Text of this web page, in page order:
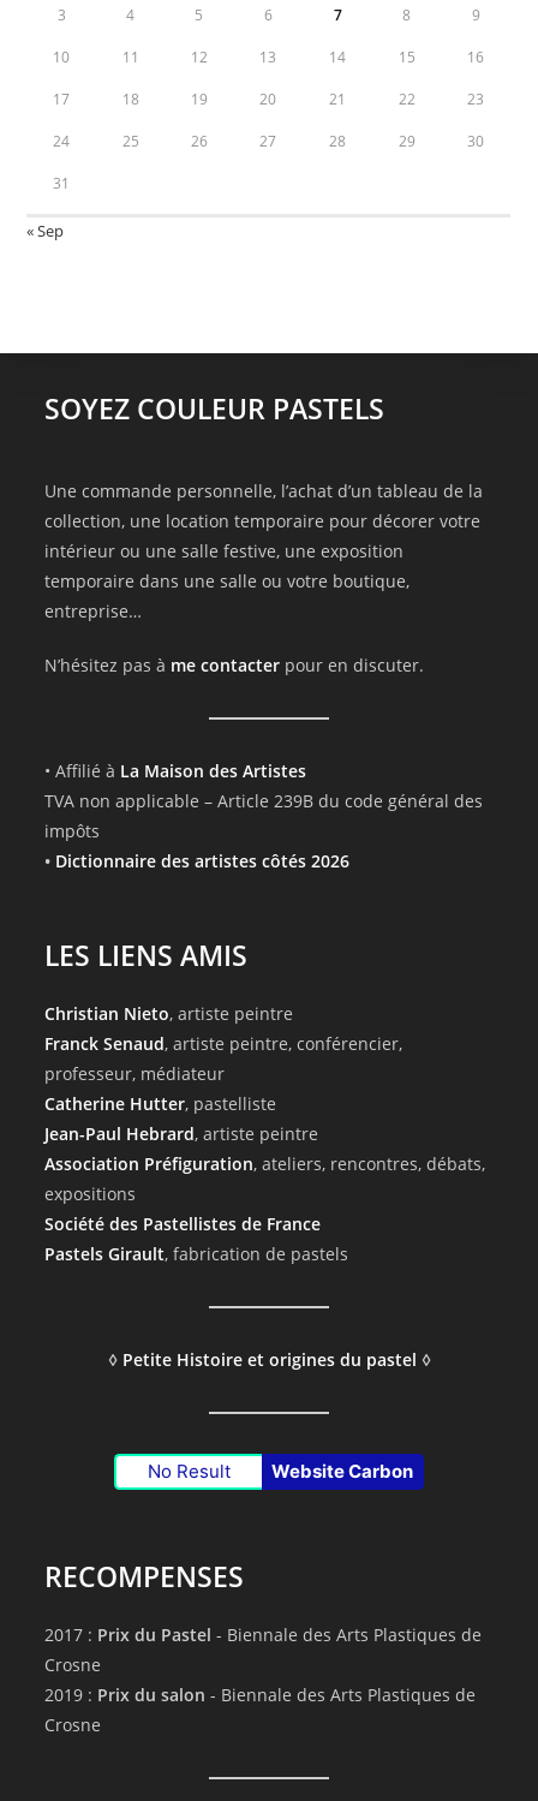
3 4 5 6 7 8 9
10 11 12 13 14 15 16
17 18 19 20 21 22 23
24 25 26 27 28 29 30
31
« Sep
SOYEZ COULEUR PASTELS
Une commande personnelle, l’achat d’un tableau de la
collection, une location temporaire pour décorer votre
intérieur ou une salle festive, une exposition
temporaire dans une salle ou votre boutique,
entreprise…
N’hésitez pas à me contacter pour en discuter.
• Affilié à La Maison des Artistes
TVA non applicable – Article 239B du code général des
impôts
• Dictionnaire des artistes côtés 2026
LES LIENS AMIS
Christian Nieto, artiste peintre
Franck Senaud, artiste peintre, conférencier,
professeur, médiateur
Catherine Hutter, pastelliste
Jean-Paul Hebrard, artiste peintre
Association Préfiguration, ateliers, rencontres, débats,
expositions
Société des Pastellistes de France
Pastels Girault, fabrication de pastels
◊ Petite Histoire et origines du pastel ◊
No Result Website Carbon
RECOMPENSES
2017 : Prix du Pastel - Biennale des Arts Plastiques de
Crosne
2019 : Prix du salon - Biennale des Arts Plastiques de
Crosne